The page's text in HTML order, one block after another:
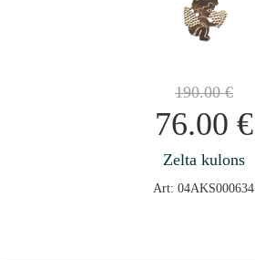
190.00€
76.00 €
Zelta kulons
Art: 04AKS000634